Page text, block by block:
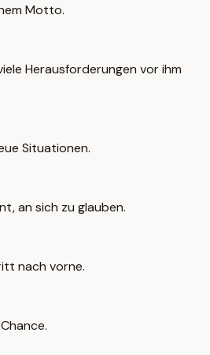
Motto.
Herausforderungen vor ihm
Situationen.
an sich zu glauben.
nach vorne.